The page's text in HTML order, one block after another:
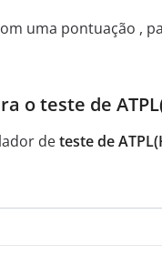
uma pontuação ,
o teste de
deteste de